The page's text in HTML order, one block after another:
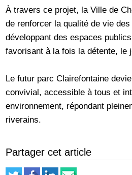
À travers ce projet, la Ville de
de renforcer la qualité de vie
développant des espaces
favorisant à la fois la détente, le
Le futur parc Clairefontaine
convivial, accessible à tous et
environnement, répondant
riverains.
Partager cet article